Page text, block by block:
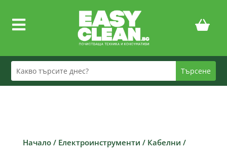

Начало/ Електроинструменти / Кабелни /